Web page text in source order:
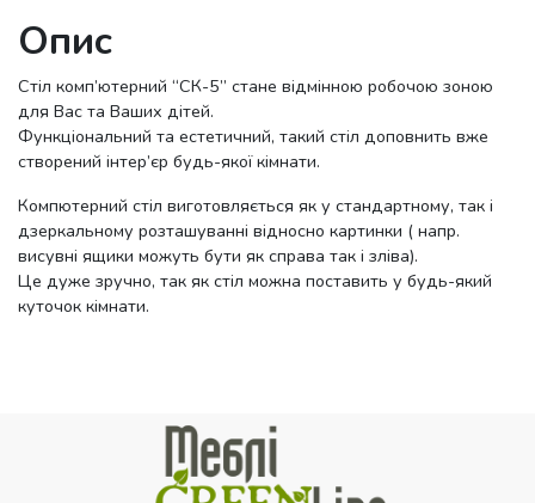
Опис
Стіл комп’ютерний “СК-5” стане відмінною робочою зоною
для Вас та Ваших дітей.
Функціональний та естетичний, такий стіл доповнить вже
створений інтер’єр будь-якої кімнати.
Компютерний стіл виготовляється як у стандартному, так і
дзеркальному розташуванні відносно картинки ( напр.
висувні ящики можуть бути як справа так і зліва).
Це дуже зручно, так як стіл можна поставить у будь-який
куточок кімнати.